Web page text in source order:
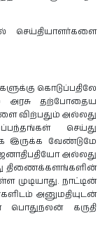
கொடுப்பதிலே
அரசு தற்போதைய
விற்பதும் அல்லது
செய்து
இருக்க வேண்டுமே
அல்லது
திணைக்களங்களின்
முடியாது. நாட்டின்
அனுமதியுடன்
பொதுநலன் கருதி